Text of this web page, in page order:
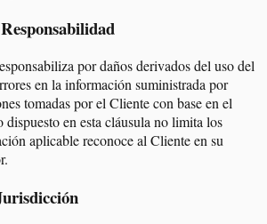
por daños derivados del uso del
en la información suministrada por
tomadas por el Cliente con base en el
en esta cláusula no limita los
aplicable reconoce al Cliente en su